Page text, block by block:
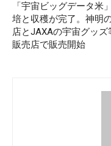
「宇宙ビッグデータ米
培と収穫が完了。神明
店とJAXAの宇宙グッズ
販売店で販売開始